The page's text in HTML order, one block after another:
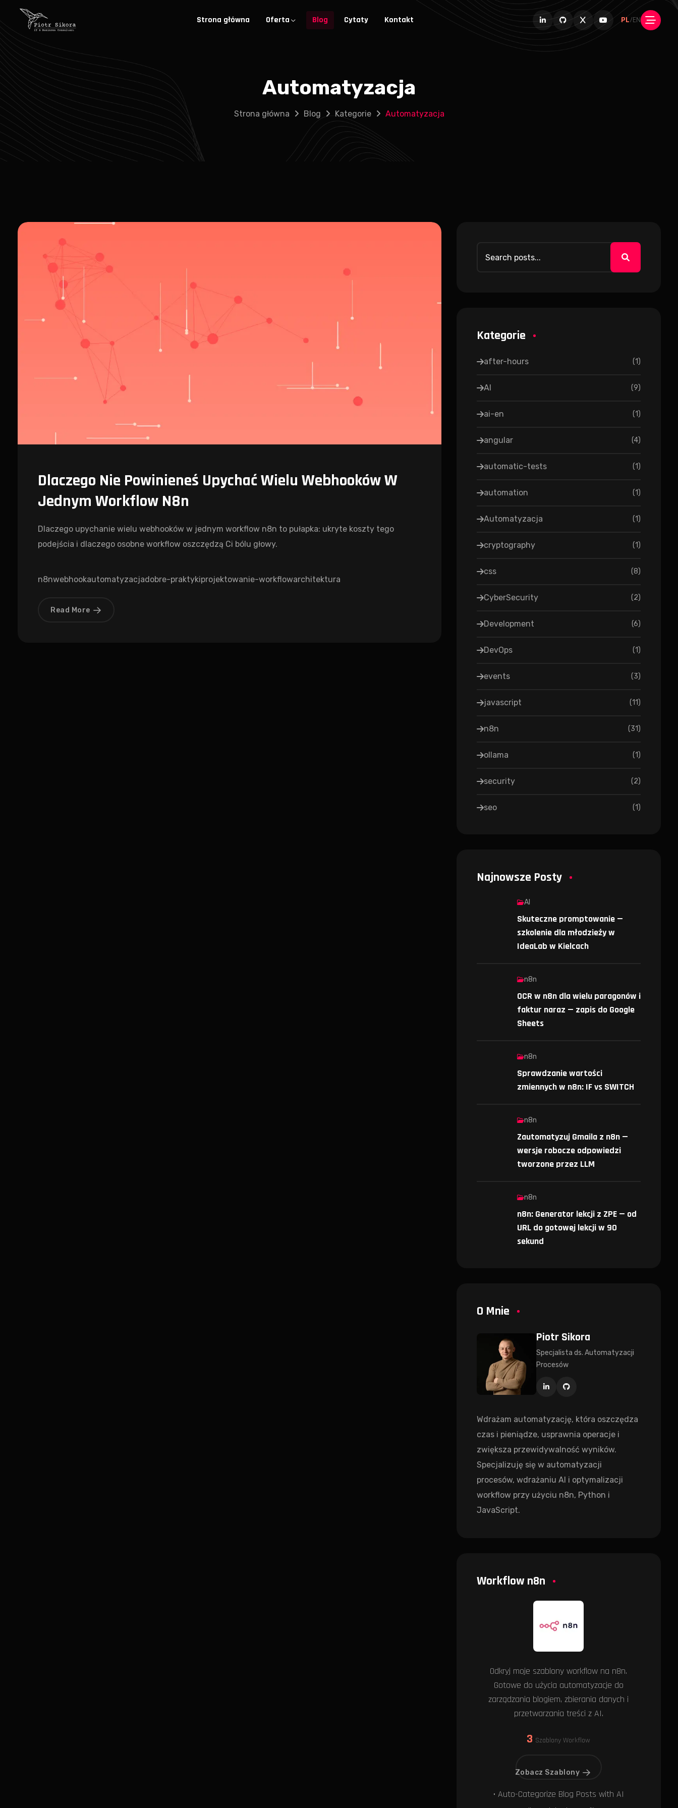
Strona główna Oferta Blog Cytaty Kontakt PL/EN
Automatyzacja
Strona główna Blog Kategorie Automatyzacja
Dlaczego Nie Powinieneś Upychać Wielu Webhooków W
Jednym Workflow N8n
Dlaczego upychanie wielu webhooków w jednym workflow n8n to pułapka: ukryte koszty tego
podejścia i dlaczego osobne workflow oszczędzą Ci bólu głowy.
n8nwebhookautomatyzacjadobre-praktykiprojektowanie-workflowarchitektura
Read More
Kategorie
after-hours (1)
AI (9)
ai-en (1)
angular (4)
automatic-tests (1)
automation (1)
Automatyzacja (1)
cryptography (1)
css (8)
CyberSecurity (2)
Development (6)
DevOps (1)
events (3)
javascript (11)
n8n (31)
ollama (1)
security (2)
seo (1)
Najnowsze Posty
AI
Skuteczne promptowanie —
szkolenie dla młodzieży w
IdeaLab w Kielcach
n8n
OCR w n8n dla wielu paragonów i
faktur naraz — zapis do Google
Sheets
n8n
Sprawdzanie wartości
zmiennych w n8n: IF vs SWITCH
n8n
Zautomatyzuj Gmaila z n8n —
wersje robocze odpowiedzi
tworzone przez LLM
n8n
n8n: Generator lekcji z ZPE — od
URL do gotowej lekcji w 90
sekund
O Mnie
Piotr Sikora
Specjalista ds. Automatyzacji
Procesów
Wdrażam automatyzację, która oszczędza
czas i pieniądze, usprawnia operacje i
zwiększa przewidywalność wyników.
Specjalizuję się w automatyzacji
procesów, wdrażaniu AI i optymalizacji
workflow przy użyciu n8n, Python i
JavaScript.
Workflow n8n
Odkryj moje szablony workflow na n8n.
Gotowe do użycia automatyzacje do
zarządzania blogiem, zbierania danych i
przetwarzania treści z AI.
3 Szablony Workflow
Zobacz Szablony
• Auto-Categorize Blog Posts with AI